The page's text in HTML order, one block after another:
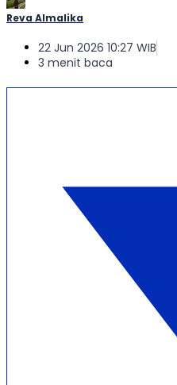
Reva Almalika
22 Jun 2026 10:27 WIB
3 menit baca